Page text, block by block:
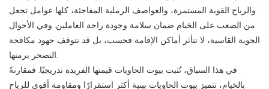
والرياح القوية المستمرة، والعواصف الرملية المفاجئة، كلها عوامل تجعل
من الصعب على الخيام ضمان سلامة وجودة راحة العاملين. وفي الأحوال
الجوية القاسية، لا تتأثر أماكن الإقامة فحسب، بل قد تتوقف جهود مكافحة
التصحر برمتها.
في هذا السياق، تُثبت بيوت الحاويات قيمتها الفريدة تدريجيًا. فمقارنةً
بالخيام، تتميز بيوت الحاويات ببنية أكثر استقرارًا ومقاومة أقوى للرياح